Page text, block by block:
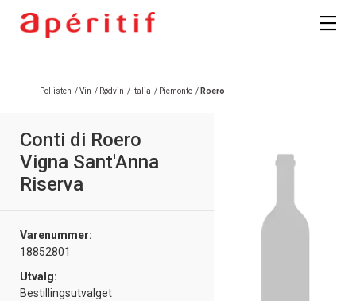
Pollisten /Vin / Rødvin / Italia / Piemonte / Roero
Conti di Roero
Vigna Sant'Anna
Riserva
Varenummer:
18852801
Utvalg:
Bestillingsutvalget